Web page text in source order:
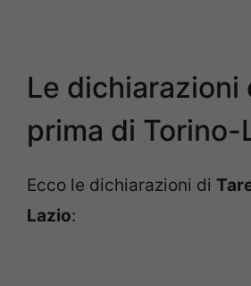
Le dichiarazioni
prima di Torino-
Ecco le dichiarazioni di
Lazio: